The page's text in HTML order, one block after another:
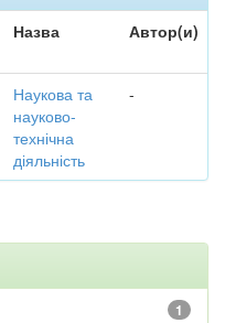
Назва Автор(и)
Наукова та
науково-
технічна
діяльність
-
1